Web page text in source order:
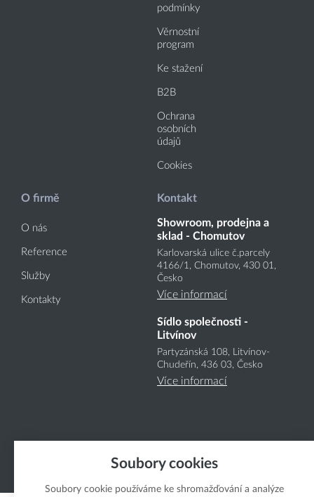
podmínky
Věrnostní
program
Ke stažení
B2B
Ochrana
osobních
údajů
Cookies
O firmě
O nás
Reference
Služby
Kontakty
Kontakt
Showroom, prodejna a
sklad - Chomutov
Karlovarská ulice č.parcely
4166/1, Chomutov, 430 01,
Česko
Více informací
Sídlo společnosti -
Litvínov
Partyzánská 108, Litvínov-
Chudeřín, 436 03, Česko
Více informací
Soubory cookies
Soubory cookie používáme ke shromažďování a analýze